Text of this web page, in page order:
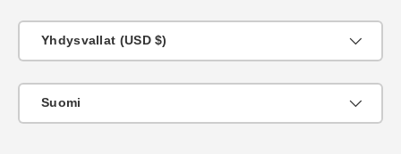
Yhdysvallat (USD $)
Suomi